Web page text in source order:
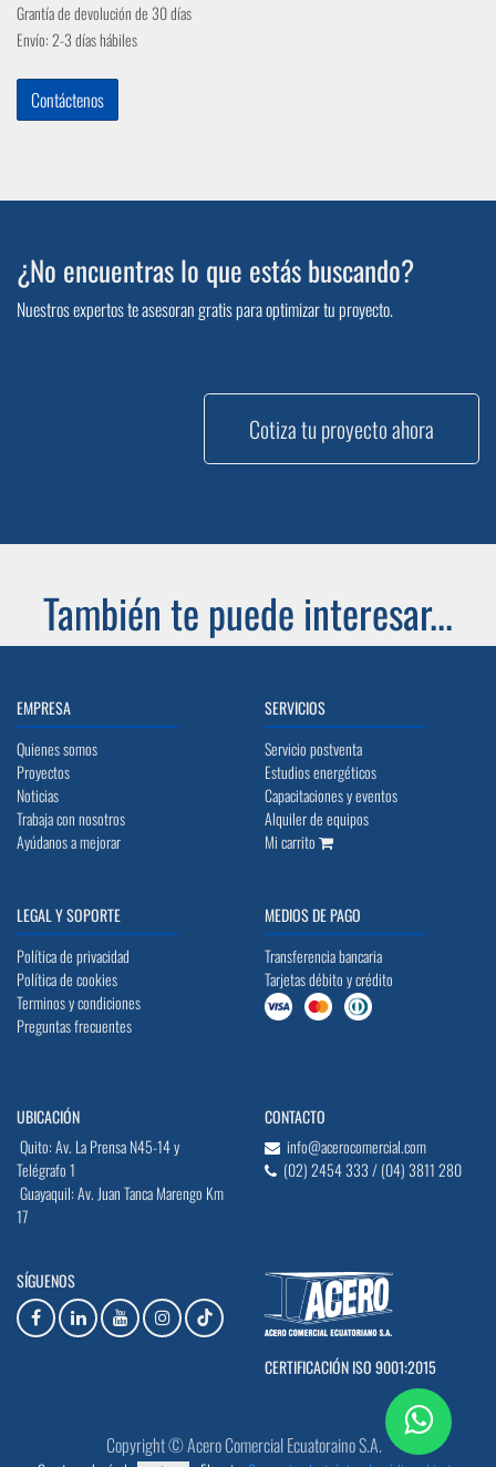
Grantía de devolución de 30 días
Envío: 2-3 días hábiles
Contáctenos
¿No encuentras lo que estás buscando?
Nuestros expertos te asesoran gratis para optimizar tu proyecto.
Cotiza tu proyecto ahora
También te puede interesar...
EMPRESA
Quienes somos
Proyectos
Noticias
Trabaja con nosotros
Ayúdanos a mejorar
SERVICIOS
Servicio postventa
Estudios energéticos
Capacitaciones y eventos
Alquiler de equipos
Mi carrito
LEGAL Y SOPORTE
Política de privacidad
Política de cookies
Terminos y condiciones
Preguntas frecuentes
MEDIOS DE PAGO
Transferencia bancaria
Tarjetas débito y crédito
UBICACIÓN
Quito: Av. La Prensa N45-14 y
Telégrafo 1
Guayaquil: Av. Juan Tanca Marengo Km
17
CONTACTO
info@acerocomercial.com
(02) 2454 333 / (04) 3811 280
SÍGUENOS
CERTIFICACIÓN ISO 9001:2015
Copyright © Acero Comercial Ecuatoraino S.A.